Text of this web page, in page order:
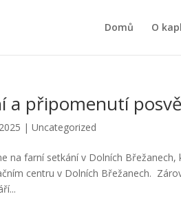
Domů O
a připomenutí
|Uncategorized
na farní setkání v Dolních
centru v Dolních Břežanech.